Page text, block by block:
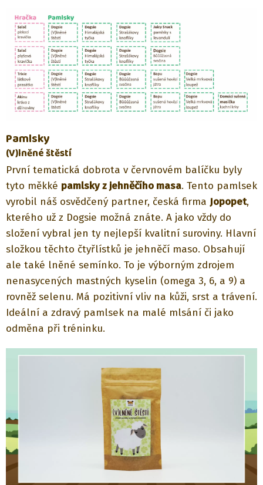
Pamlsky
(V)lněné štěstí
První tematická dobrota v červnovém balíčku byly
tyto měkké pamlsky z jehněčího masa. Tento pamlsek
vyrobil náš osvědčený partner, česká firma Jopopet,
kterého už z Dogsie možná znáte. A jako vždy do
složení vybral jen ty nejlepší kvalitní suroviny. Hlavní
složkou těchto čtyřlístků je jehněčí maso. Obsahují
ale také lněné semínko. To je výborným zdrojem
nenasycených mastných kyselin (omega 3, 6, a 9) a
rovněž selenu. Má pozitivní vliv na kůži, srst a trávení.
Ideální a zdravý pamlsek na malé mlsání či jako
odměna při tréninku.